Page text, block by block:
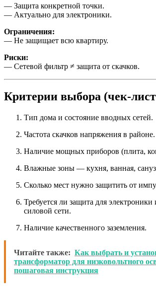
— Защита конкретной точки.
— Актуально для электроники.
Ограничения:
— Не защищает всю квартиру.
Риски:
— Сетевой фильтр ≠ защита от скачков.
Критерии выбора (чек-
Тип дома и состояние вводных сетей.
Частота скачков напряжения в районе.
Наличие мощных приборов (плита,
Влажные зоны — кухня, ванная,
Сколько мест нужно защитить от
Требуется ли защита для электроники
силовой сети.
Наличие качественного заземления.
Читайте также: Как выбрать и
трансформатор для низковольтного
пошаговая инструкция